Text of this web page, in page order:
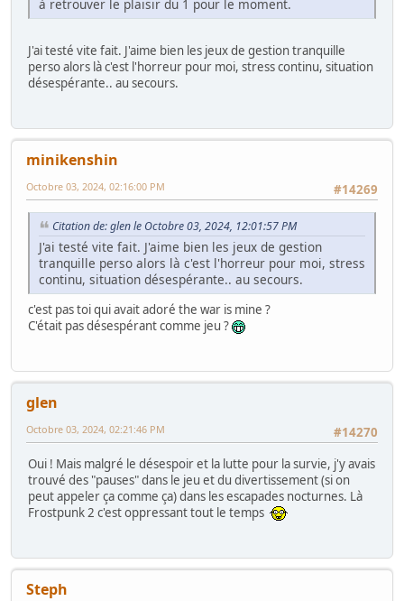
à retrouver le plaisir du 1 pour le moment.
J'ai testé vite fait. J'aime bien les jeux de gestion tranquille
perso alors là c'est l'horreur pour moi, stress continu, situation
désespérante.. au secours.
minikenshin
#14269
Octobre 03, 2024, 02:16:00 PM
Citation de: glen le Octobre 03, 2024, 12:01:57 PM
J'ai testé vite fait. J'aime bien les jeux de gestion
tranquille perso alors là c'est l'horreur pour moi, stress
continu, situation désespérante.. au secours.
c'est pas toi qui avait adoré the war is mine ?
C'était pas désespérant comme jeu ?
glen
#14270
Octobre 03, 2024, 02:21:46 PM
Oui ! Mais malgré le désespoir et la lutte pour la survie, j'y avais
trouvé des "pauses" dans le jeu et du divertissement (si on
peut appeler ça comme ça) dans les escapades nocturnes. Là
Frostpunk 2 c'est oppressant tout le temps
Steph